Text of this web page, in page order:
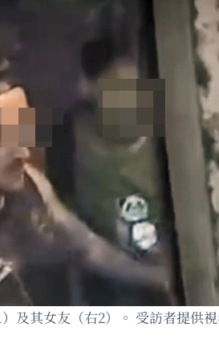
及其女友（右2）。 受訪者提供